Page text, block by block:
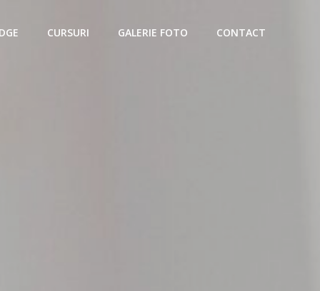
CURSURI GALERIE FOTO CONTACT